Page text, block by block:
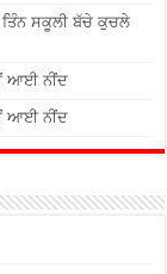
ਤਿੰਨ ਸਕੂਲੀ ਬੱਚੇ ਕੁਚਲੇ
ਆਈ ਨੀਂਦ
ਆਈ ਨੀਂਦ